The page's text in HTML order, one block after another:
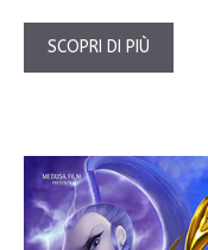
SCOPRI DI PIÙ